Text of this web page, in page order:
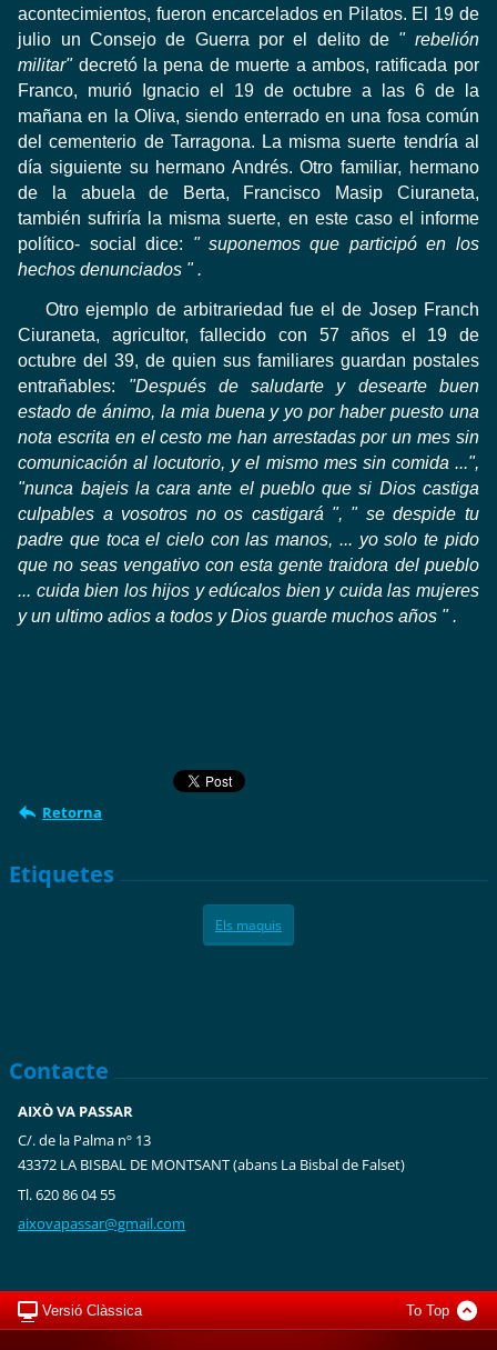
acontecimientos, fueron encarcelados en Pilatos. El 19 de
julio un Consejo de Guerra por el delito de " rebelión
militar" decretó la pena de muerte a ambos, ratificada por
Franco, murió Ignacio el 19 de octubre a las 6 de la
mañana en la Oliva, siendo enterrado en una fosa común
del cementerio de Tarragona. La misma suerte tendría al
día siguiente su hermano Andrés.Otro familiar, hermano
de la abuela de Berta, Francisco Masip Ciuraneta,
también sufriría la misma suerte, en este caso el informe
político- social dice: " suponemos que participó en los
hechos denunciados " .
Otro ejemplo de arbitrariedad fue el de Josep Franch
Ciuraneta, agricultor, fallecido con 57 años el 19 de
octubre del 39, de quien sus familiares guardan postales
entrañables: "Después de saludarte y desearte buen
estado de ánimo, la mia buena y yo por haber puesto una
nota escrita en el cesto me han arrestadas por un mes sin
comunicación al locutorio, y el mismo mes sin comida ...",
"nunca bajeis la cara ante el pueblo que si Dios castiga
culpables a vosotros noos castigará ", " se despide tu
padre que toca el cielo con las manos, ... yo solo te pido
que no seas vengativo con esta gente traidora del pueblo
... cuida bien los hijos y edúcalos bien y cuida las mujeres
y un ultimoadios a todos y Dios guarde muchos años " .
Retorna
Etiquetes
Els maquis
Contacte
AIXÒ VA PASSAR
C/. de la Palma nº 13
43372 LA BISBAL DE MONTSANT (abans La Bisbal de Falset)
Tl. 620 86 04 55
aixovapassar@gmail.com
Versió Clàssica To Top